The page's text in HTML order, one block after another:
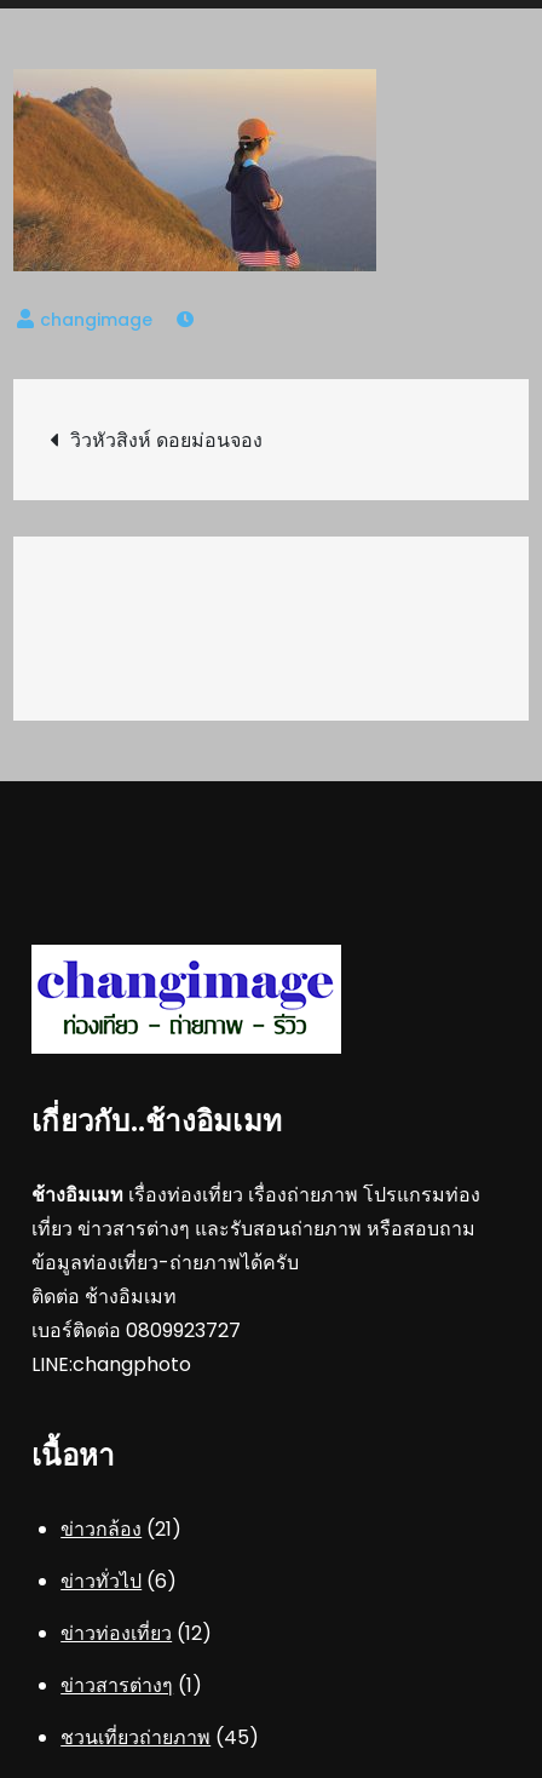
Post
navigation
วิวหัวสิงห์ ดอยม่อนจอง
เกี่ยวกับ..ช้างอิมเมท
ช้างอิมเมท เรื่องท่องเที่ยว เรื่องถ่ายภาพ โปรแกรมท่อง
เที่ยว ข่าวสารต่างๆ และรับสอนถ่ายภาพ หรือสอบถาม
ข้อมูลท่องเที่ยว-ถ่ายภาพได้ครับ
ติดต่อ ช้างอิมเมท
เบอร์ติดต่อ 0809923727
LINE:changphoto
เนื้อหา
ข่าวกล้อง (21)
ข่าวทั่วไป (6)
ข่าวท่องเที่ยว (12)
ข่าวสารต่างๆ (1)
ชวนเที่ยวถ่ายภาพ (45)